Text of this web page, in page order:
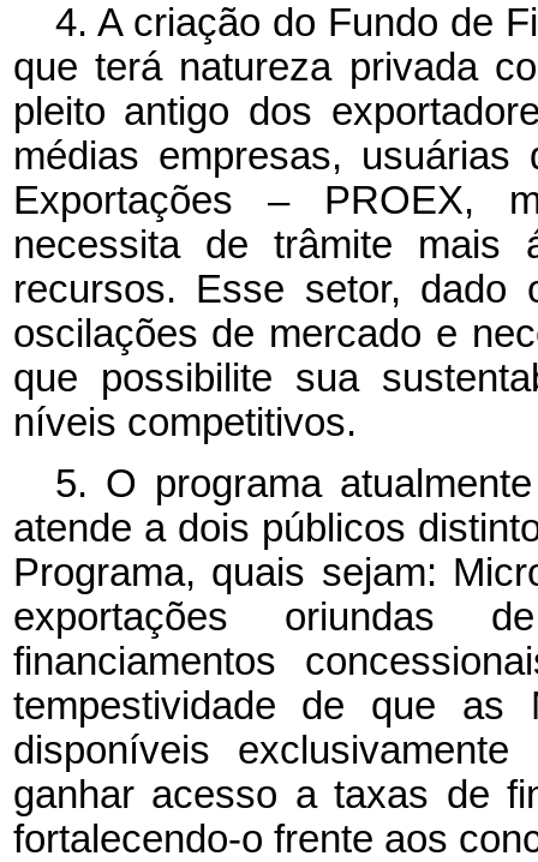
4. A criação do Fundo de
que terá natureza privada
pleito antigo dos
médias empresas,
Exportações – PROEX,
necessita de trâmite mais
recursos. Esse setor,
oscilações de mercado e
que possibilite sua
níveis competitivos.
5. O programa
atende a dois públicos
Programa, quais sejam:
exportações oriundas
financiamentos
tempestividade de que as
disponíveis
ganhar acesso a taxas de
fortalecendo-o frente aos